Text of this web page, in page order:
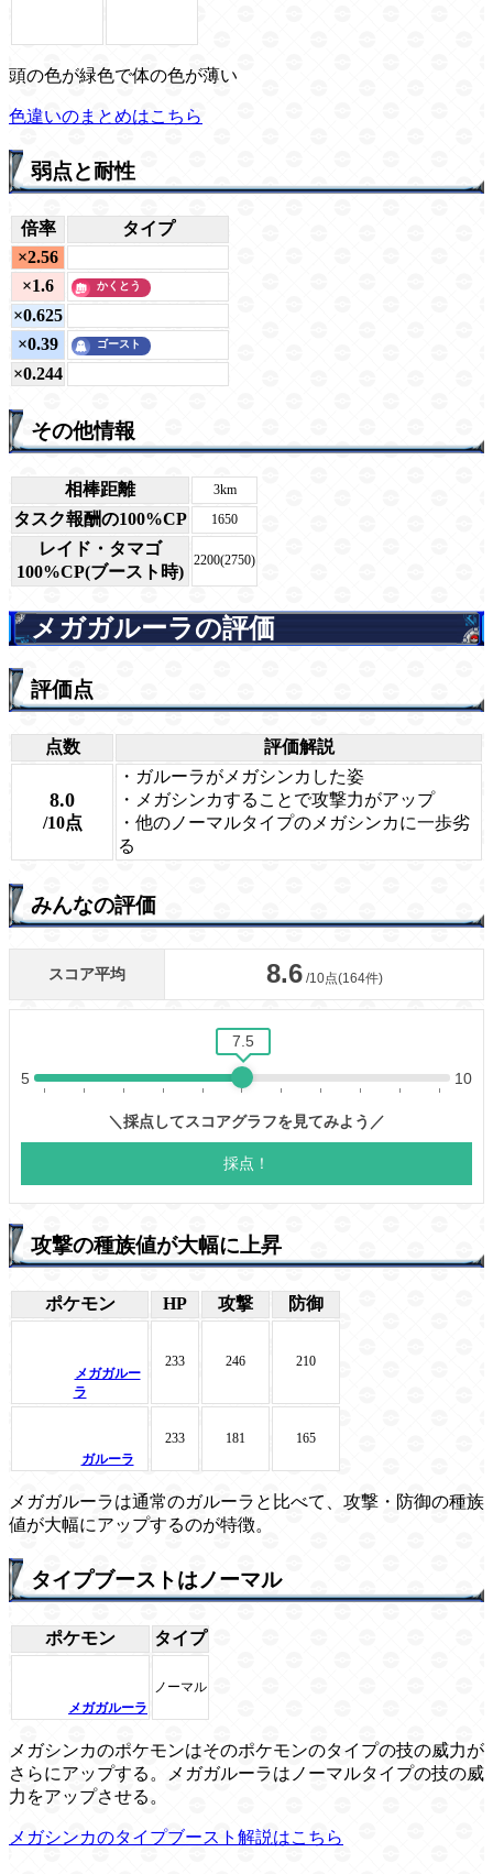
頭の色が緑色で体の色が薄い
色違いのまとめはこちら
弱点と耐性
倍率
タイプ
×2.56
×1.6
×0.625
×0.39
×0.244
その他情報
相棒距離 3km
タスク報酬の100%CP 1650
レイド・タマゴ
100%CP(ブースト時)
2200(2750)
メガガルーラの評価
評価点
点数 評価解説
8.0
/10点
・ガルーラがメガシンカした姿
・メガシンカすることで攻撃力がアップ
・他のノーマルタイプのメガシンカに一歩劣
る
みんなの評価
攻撃の種族値が大幅に上昇
ポケモン HP 攻撃 防御
メガガルー
ラ
233 246 210
ガルーラ
233 181 165
メガガルーラは通常のガルーラと比べて、攻撃・防御の種族
値が大幅にアップするのが特徴。
タイプブーストはノーマル
ポケモン タイプ
メガガルーラ
ノーマル
メガシンカのポケモンはそのポケモンのタイプの技の威力が
さらにアップする。メガガルーラはノーマルタイプの技の威
力をアップさせる。
メガシンカのタイプブースト解説はこちら